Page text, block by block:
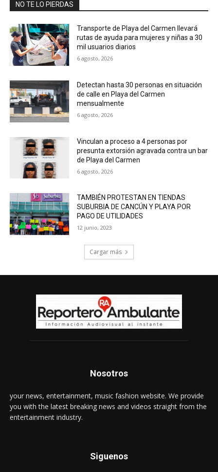
NO TE LO PIERDAS
Transporte de Playa del Carmen llevará
rutas de ayuda para mujeres y niñas a 30
mil usuarios diarios
6 agosto, 2026
Detectan hasta 30 personas en situación
de calle en Playa del Carmen
mensualmente
6 agosto, 2026
Vinculan a proceso a 4 personas por
presunta extorsión agravada contra un bar
de Playa del Carmen
6 agosto, 2026
TAMBIÉN PROTESTAN EN TIENDAS
SUBURBIA DE CANCÚN Y PLAYA POR
PAGO DE UTILIDADES
12 junio, 2023
Cargar más
Nosotros
your news, entertainment, music fashion website. We provide
you with the latest breaking news and videos straight from the
entertainment industry.
Siguenos